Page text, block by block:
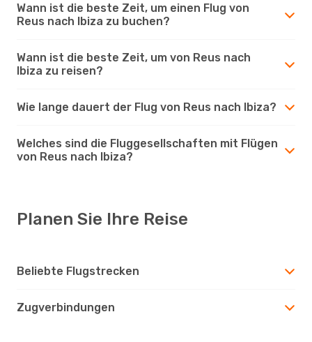
Wann ist die beste Zeit, um einen Flug von
Reus nach Ibiza zu buchen?
Wann ist die beste Zeit, um von Reus nach
Ibiza zu reisen?
Wie lange dauert der Flug von Reus nach Ibiza?
Welches sind die Fluggesellschaften mit Flügen
von Reus nach Ibiza?
Planen Sie Ihre Reise
Beliebte Flugstrecken
Zugverbindungen